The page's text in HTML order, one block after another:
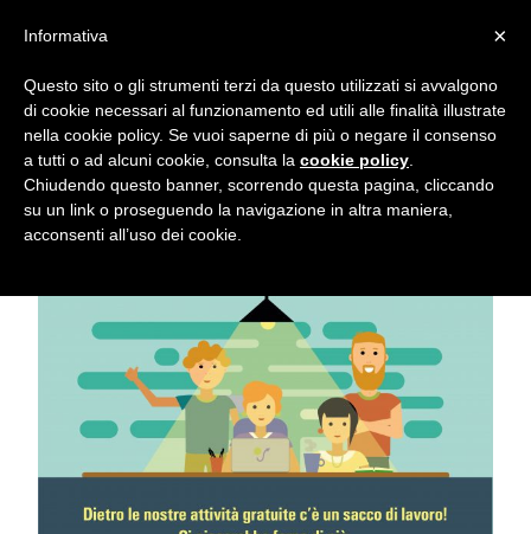
Flipnet
Eventi
e
Home Sostieni l’Associazione Flipnet!
Sostieni l’Associazione Flipnet!
×
Informativa
Questo sito o gli strumenti terzi da questo utilizzati si avvalgono
di cookie necessari al funzionamento ed utili alle finalità illustrate
nella cookie policy. Se vuoi saperne di più o negare il consenso
a tutti o ad alcuni cookie, consulta la cookie policy
Chiudendo questo banner, scorrendo questa pagina, cliccando
su un link o proseguendo la navigazione in altra maniera,
acconsenti all’uso dei cookie.